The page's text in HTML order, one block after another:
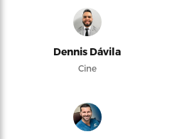
Dennis Dávila
Cine